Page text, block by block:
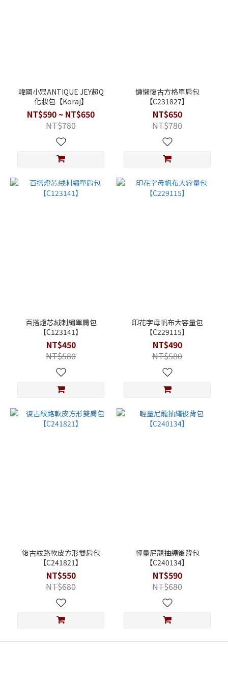
韓國小眾ANTIQUE JEY超Q
化妝包【Koraj】
NT$590 ~ NT$650
NT$780
慵懶復古方格單肩包
【C231827】
NT$650
NT$780
百搭燈芯絨刺繡單肩包
【C123141】
NT$450
NT$580
印花字母帆布大容量包
【C229115】
NT$490
NT$580
復古紋路軟皮方形雙肩包
【C241821】
NT$550
NT$680
輕量尼龍抽繩後背包
【C240134】
NT$590
NT$680